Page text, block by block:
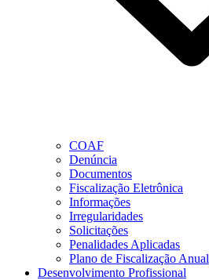
COAF
Denúncia
Documentos
Fiscalização Eletrônica
Informações
Irregularidades
Solicitações
Penalidades Aplicadas
Plano de Fiscalização Anual
Desenvolvimento Profissional